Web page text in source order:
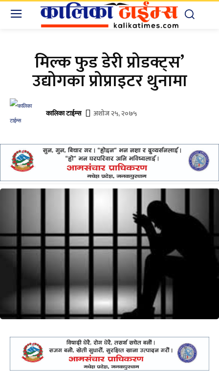
मिल्क फुड डेरी प्रोडक्ट्स’
उद्योगका प्रोप्राइटर थुनामा
कालिका टाईम्स अशोज २५, २०७५